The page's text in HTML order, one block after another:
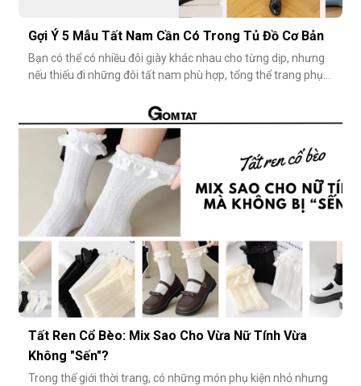
Gợi Ý 5 Mẫu Tất Nam Cần Có Trong Tủ Đồ Cơ Bản
Bạn có thể có nhiều đôi giày khác nhau cho từng dịp, nhưng
nếu thiếu đi những đôi tất nam phù hợp, tổng thể trang phục
nhỏ nhặt, nhưng lại góp phần định hình phong cách, nâng
tầm sự chỉn chu và thể hiện gu thẩm mỹ cá nhân một cách
rõ rệt. Dưới đâ
Tất Ren Cổ Bèo: Mix Sao Cho Vừa Nữ Tính Vừa
Không "Sến"?
Trong thế giới thời trang, có những món phụ kiện nhỏ nhưng